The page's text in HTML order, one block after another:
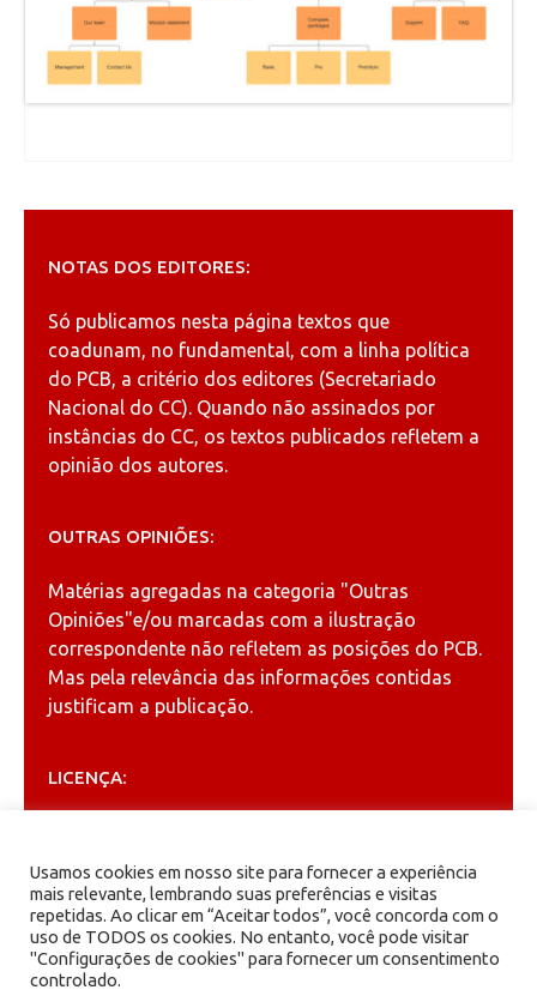
NOTAS DOS EDITORES:
Só publicamos nesta página textos que
coadunam, no fundamental, com a linha política
do PCB, a critério dos editores (Secretariado
Nacional do CC). Quando não assinados por
instâncias do CC, os textos publicados refletem a
opinião dos autores.
OUTRAS OPINIÕES:
Matérias agregadas na categoria "Outras
Opiniões"e/ou marcadas com a ilustração
correspondente não refletem as posições do PCB.
Mas pela relevância das informações contidas
justificam a publicação.
LICENÇA:
Creative Commons
ARQUIVOS
Arquivos
Usamos cookies em nosso site para fornecer a experiência
mais relevante, lembrando suas preferências e visitas
repetidas. Ao clicar em “Aceitar todos”, você concorda com o
uso de TODOS os cookies. No entanto, você pode visitar
"Configurações de cookies" para fornecer um consentimento
controlado.